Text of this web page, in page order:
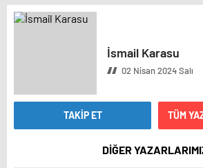
İsmail Karasu
02 Nisan 2024 Salı
TAKİP ET TÜM
DİĞER